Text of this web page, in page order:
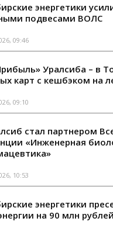
энергетики
подвесами ВОЛС
09:46
Уралсиба – в
карт с кешбэком на
09:10
стал партнером
«Инженерная
10:53
энергетики
на 90 млн рублей